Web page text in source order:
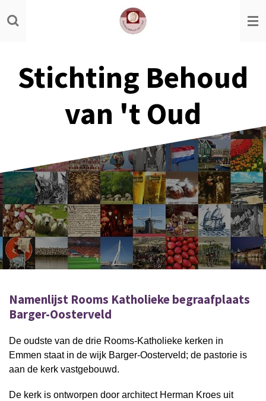
Ga
direct
hoofdinhoud
Stichting Behoud
van 't Oud
Namenlijst Rooms Katholieke begraafplaats
Barger-Oosterveld
De oudste van de drie Rooms-Katholieke kerken in
Emmen staat in de wijk Barger-Oosterveld; de pastorie is
aan de kerk vastgebouwd.
De kerk is ontworpen door architect Herman Kroes uit